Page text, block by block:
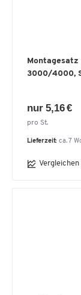
3000/4000,
nur 5,16 €
pro St.
Lieferzeit: ca. 7
Vergleichen